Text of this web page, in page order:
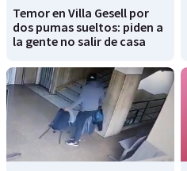
Temor en Villa Gesell por
dos pumas sueltos: piden a
la gente no salir de casa